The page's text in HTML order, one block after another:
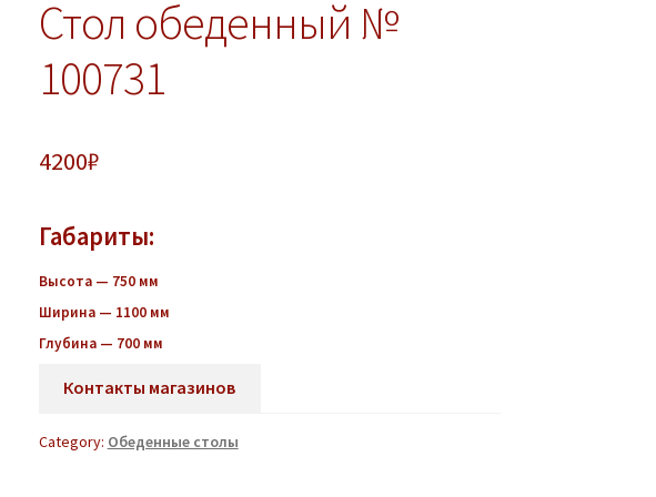
Стол обеденный №
100731
4200₽
Габариты:
Высота — 750 мм
Ширина — 1100 мм
Глубина — 700 мм
Контакты магазинов
Category: Обеденные столы